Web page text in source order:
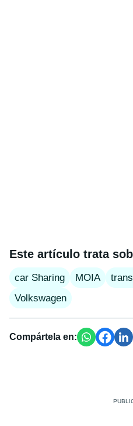
Este artículo trata
car Sharing MOIA
Volkswagen
Compártela en: